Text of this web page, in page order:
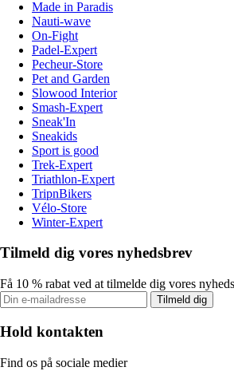
Made in Paradis
Nauti-wave
On-Fight
Padel-Expert
Pecheur-Store
Pet and Garden
Slowood Interior
Smash-Expert
Sneak'In
Sneakids
Sport is good
Trek-Expert
Triathlon-Expert
TripnBikers
Vélo-Store
Winter-Expert
Tilmeld dig vores nyhedsbrev
Få 10 % rabat ved at tilmelde dig vores
Tilmeld dig
Hold kontakten
Find os på sociale medier